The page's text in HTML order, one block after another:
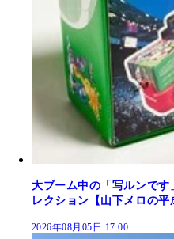
大ブーム中の「写ルンで
レクション【山下メロの平
2026年08月05日 17:00